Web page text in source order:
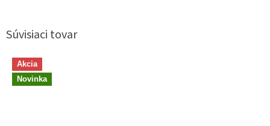
Súvisiaci tovar
Akcia
Novinka